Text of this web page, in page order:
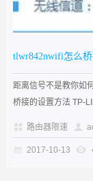
tlwr842nwifi怎么
距离信号不是教你如
桥接的设置方法 TP-
路由器限速
2017-10-13